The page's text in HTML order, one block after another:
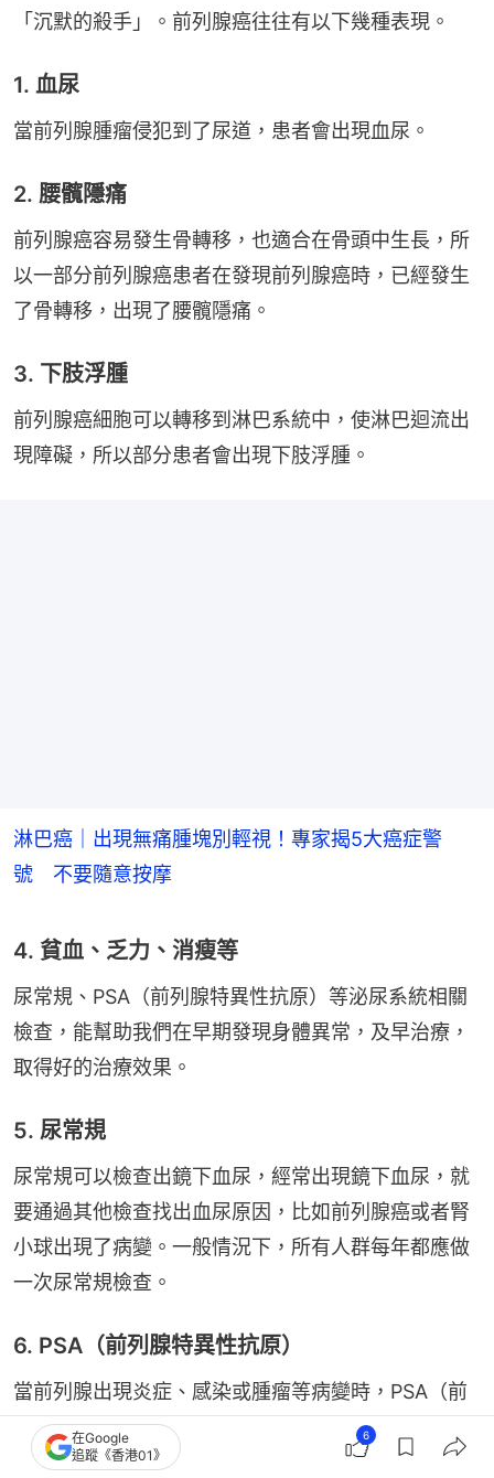
「沉默的殺手」。前列腺癌往往有以下幾種表現。
1. 血尿
當前列腺腫瘤侵犯到了尿道，患者會出現血尿。
2. 腰髖隱痛
前列腺癌容易發生骨轉移，也適合在骨頭中生長，所
以一部分前列腺癌患者在發現前列腺癌時，已經發生
了骨轉移，出現了腰髖隱痛。
3. 下肢浮腫
前列腺癌細胞可以轉移到淋巴系統中，使淋巴迴流出
現障礙，所以部分患者會出現下肢浮腫。
淋巴癌｜出現無痛腫塊別輕視！專家揭5大癌症警
號 不要隨意按摩
4. 貧血、乏力、消瘦等
尿常規、PSA（前列腺特異性抗原）等泌尿系統相關
檢查，能幫助我們在早期發現身體異常，及早治療，
取得好的治療效果。
5. 尿常規
尿常規可以檢查出鏡下血尿，經常出現鏡下血尿，就
要通過其他檢查找出血尿原因，比如前列腺癌或者腎
小球出現了病變。一般情況下，所有人群每年都應做
一次尿常規檢查。
6. PSA（前列腺特異性抗原）
當前列腺出現炎症、感染或腫瘤等病變時，PSA（前
列腺特異性抗原）水平可能在血液中上升，如果該指
標超過4ng/mL，就應格外警惕，進一步進行檢查和
在Google
追蹤《香港01》
6